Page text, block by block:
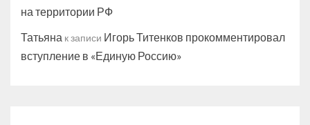
на территории РФ
Татьяна к записи Игорь Титенков прокомментировал
вступление в «Единую Россию»